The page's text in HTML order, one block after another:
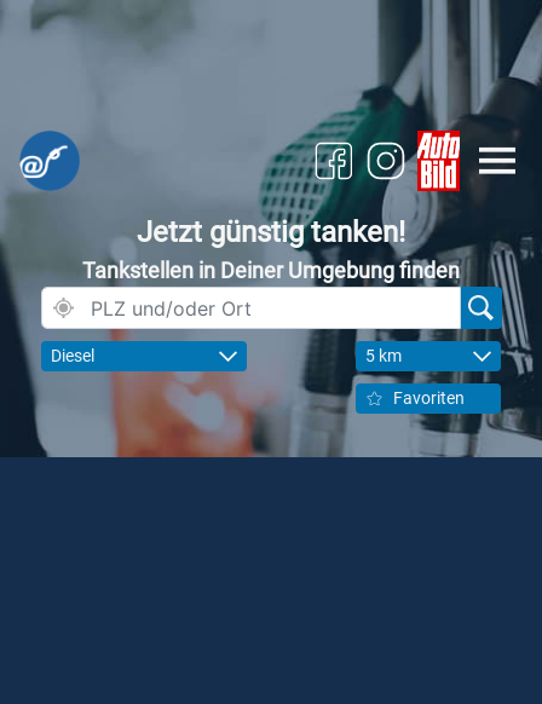
Jetzt günstig tanken!
Tankstellen in Deiner Umgebung finden
Diesel 5 km
Favoriten